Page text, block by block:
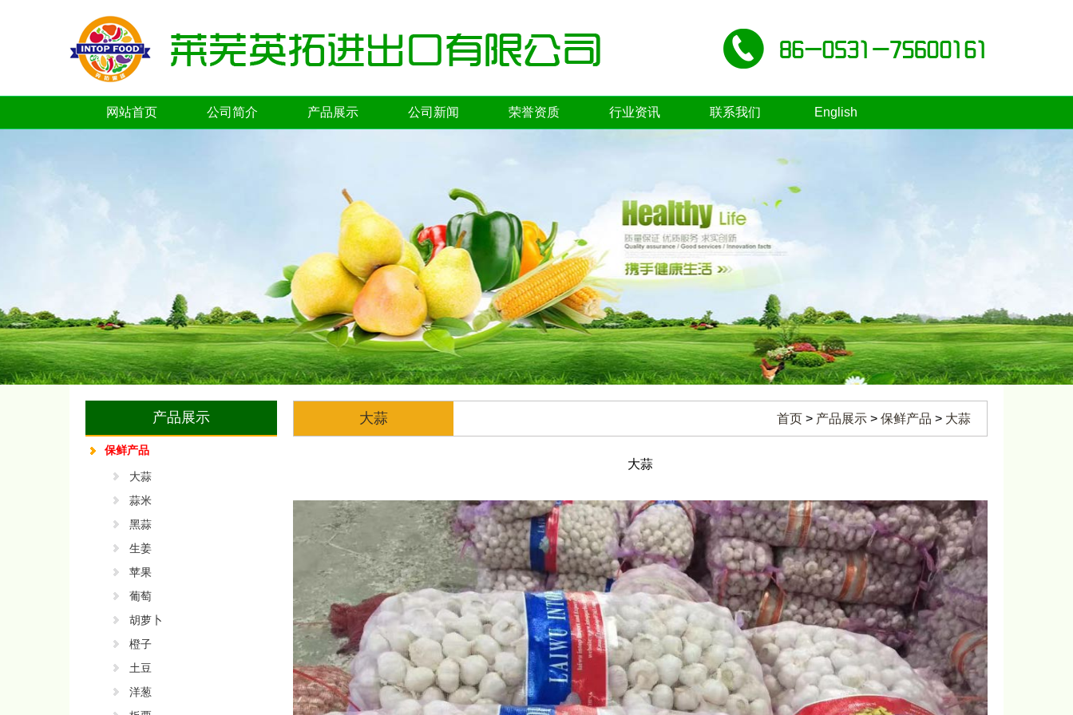
网站首页 公司简介 产品展示 公司新闻 荣誉资质 行业资讯 联系我们 English
产品展示
保鲜产品
大蒜
蒜米
黑蒜
生姜
苹果
葡萄
胡萝卜
橙子
土豆
洋葱
大蒜 首页 > 产品展示 > 保鲜产品 > 大蒜
大蒜